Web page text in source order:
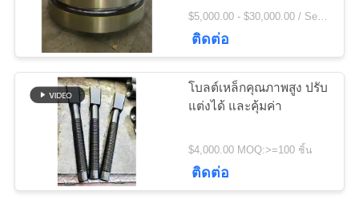
เครื่องบดหิน
อะไหล่เครื่องจักรทำ
144
ติดต่อ
โบลต์เหล็กคุณภาพสูง ปรับ
แต่งได้ และคุ้มค่า
$4,000.00 MOQ:>=100 ชิ้น
ติดต่อ